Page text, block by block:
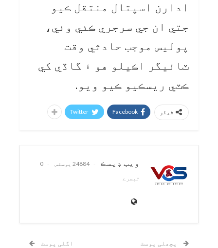
ادارن اسپتال منتقل ڪيو
جتي ان جي سرجري ڪئي وئي،
پوليس موجب حادثي وقت
ٽائيگر اڪيلو هو ۽ گاڏي کي
ڪٽي ريسڪيو ڪيو ويو.
شیئر Facebook
Twitter
ويب ڊيسڪ 24884 پوسٹس
0
تبصرے
پچھلی پوسٹ اگلی پوسٹ